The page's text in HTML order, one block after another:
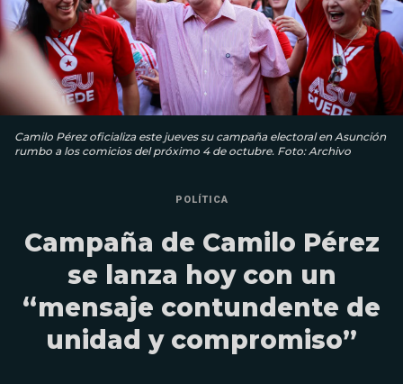
Camilo Pérez oficializa este jueves su campaña electoral en Asunción
rumbo a los comicios del próximo 4 de octubre. Foto: Archivo
POLÍTICA
Campaña de Camilo Pérez
se lanza hoy con un
“mensaje contundente de
unidad y compromiso”